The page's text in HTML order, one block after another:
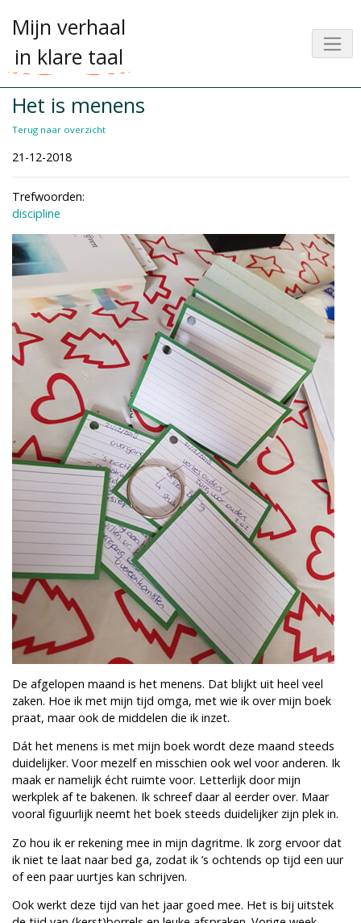
Mijn verhaal
in klare taal
Het is menens
Terug naar overzicht
21-12-2018
Trefwoorden:
discipline
De afgelopen maand is het menens. Dat blijkt uit heel veel
zaken. Hoe ik met mijn tijd omga, met wie ik over mijn boek
praat, maar ook de middelen die ik inzet.
Dát het menens is met mijn boek wordt deze maand steeds
duidelijker. Voor mezelf en misschien ook wel voor anderen. Ik
maak er namelijk écht ruimte voor. Letterlijk door mijn
werkplek af te bakenen. Ik schreef daar al eerder over. Maar
vooral figuurlijk neemt het boek steeds duidelijker zijn plek in.
Zo hou ik er rekening mee in mijn dagritme. Ik zorg ervoor dat
ik niet te laat naar bed ga, zodat ik ’s ochtends op tijd een uur
of een paar uurtjes kan schrijven.
Ook werkt deze tijd van het jaar goed mee. Het is bij uitstek